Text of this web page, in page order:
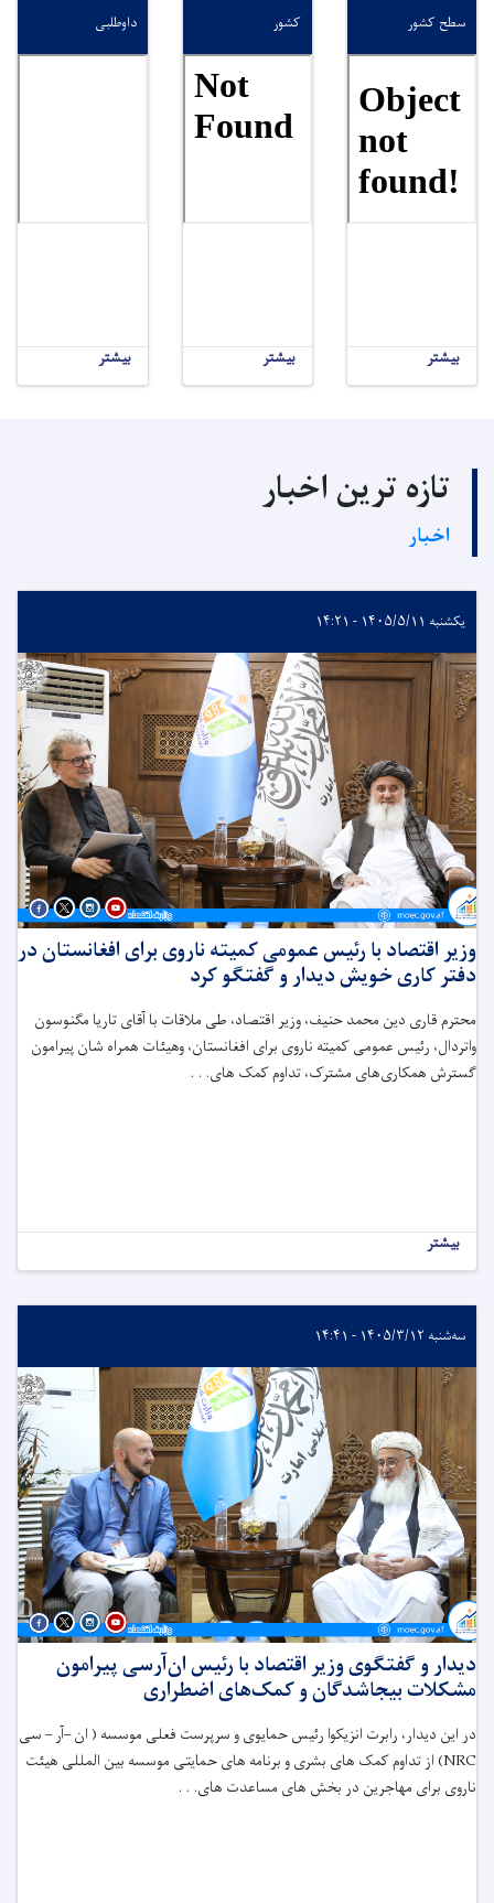
سطح کشور
بیشتر
کشور
بیشتر
داوطلبی
بیشتر
تازه ترین اخبار
اخبار
یکشنبه ۱۴۰۵/۵/۱۱ - ۱۴:۲۱
وزیر اقتصاد با رئیس عمومی کمیته ناروی برای افغانستان در
دفتر کاری خویش دیدار و گفتگو کرد
محترم قاری دین ‌محمد حنیف، وزیر اقتصاد، طی ملاقات با آقای تاریا مگنوسون
واتردال، رئیس عمومی کمیته ناروی برای افغانستان، وهیئات همراه شان پیرامون
گسترش همکاری‌های مشترک، تداوم کمک های. . .
بیشتر
سه‌شنبه ۱۴۰۵/۳/۱۲ - ۱۴:۴۱
دیدار و گفتگوی وزیر اقتصاد با رئیس ان‌آر‌سی پیرامون
مشکلات بیجاشدگان و کمک‌های اضطراری
در این دیدار، رابرت انزیکوا رئیس حمایوی و سرپرست فعلی موسسه ( ان –آر – سی
NRC) از تداوم کمک های بشری و برنامه های حمایتی موسسه بین المللی هیئت
ناروی برای مهاجرین در بخش های مساعدت های. . .